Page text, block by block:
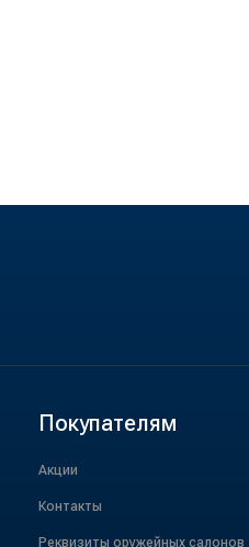
Покупателям
Акции
Контакты
Реквизиты оружейных салонов